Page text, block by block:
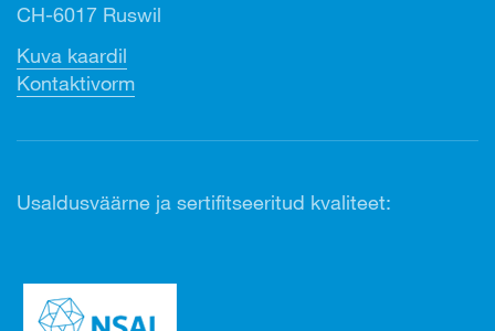
CH-6017 Ruswil
Kuva kaardil
Kontaktivorm
Usaldusväärne ja sertifitseeritud kvaliteet: